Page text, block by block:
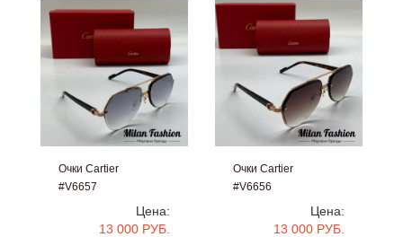
Очки Cartier
#V6657
Цена:
13 000 РУБ.
Очки Cartier
#V6656
Цена:
13 000 РУБ.